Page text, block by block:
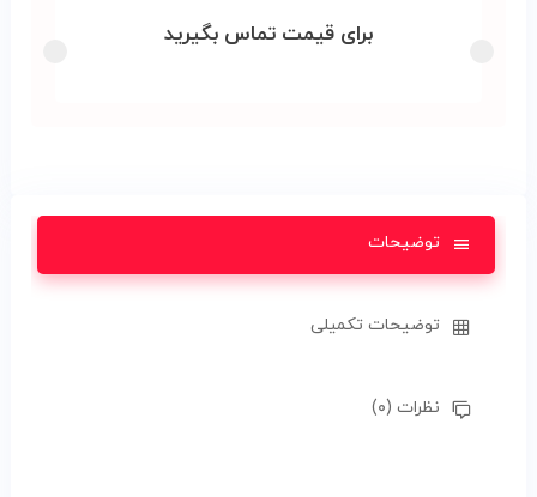
برای قیمت تماس بگیرید
توضیحات
توضیحات تکمیلی
نظرات (۰)